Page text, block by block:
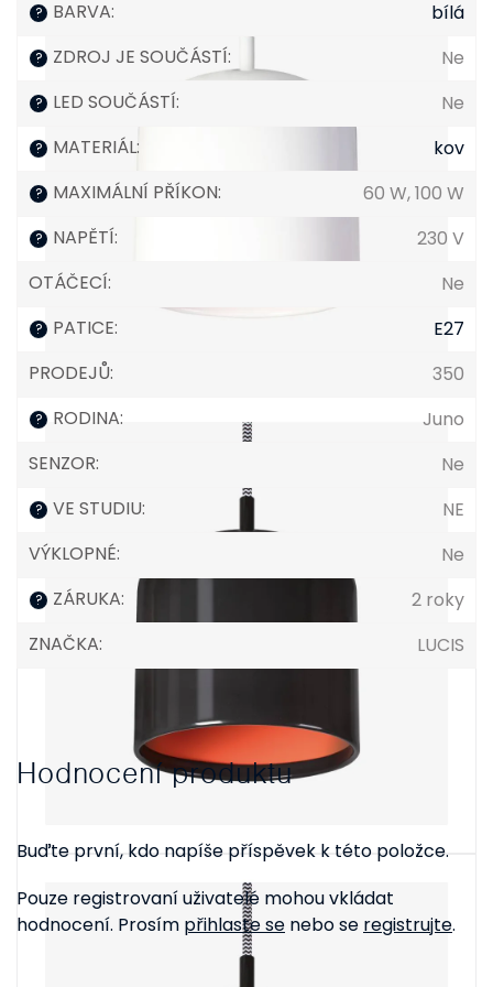
? BARVA: bílá
? ZDROJ JE SOUČÁSTÍ: Ne
? LED SOUČÁSTÍ: Ne
? MATERIÁL: kov
? MAXIMÁLNÍ PŘÍKON: 60 W, 100 W
? NAPĚTÍ:
230 V
OTÁČECÍ: Ne
? PATICE:
E27
PRODEJŮ: 350
? RODINA:
Juno
SENZOR: Ne
? VE STUDIU:
NE
VÝKLOPNÉ: Ne
? ZÁRUKA:
2 roky
ZNAČKA: LUCIS
Hodnocení produktu
Buďte první, kdo napíše příspěvek k této položce.
Pouze registrovaní uživatelé mohou vkládat
hodnocení. Prosím přihlaste se nebo se registrujte.